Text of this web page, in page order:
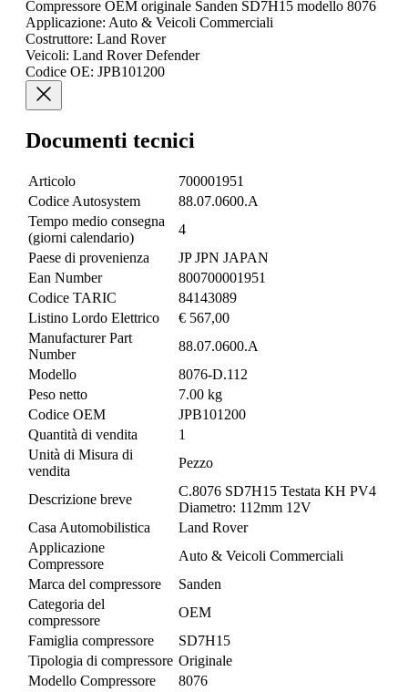
Compressore OEM originale Sanden SD7H15 modello 8076
Applicazione: Auto & Veicoli Commerciali
Costruttore: Land Rover
Veicoli: Land Rover Defender
Codice OE: JPB101200
Documenti tecnici
Articolo
700001951
Codice Autosystem
88.07.0600.A
Tempo medio consegna
(giorni calendario)
4
Paese di provenienza
JP JPN JAPAN
Ean Number
800700001951
Codice TARIC
84143089
Listino Lordo Elettrico
€ 567,00
Manufacturer Part
Number
88.07.0600.A
Modello
8076-D.112
Peso netto
7.00 kg
Codice OEM
JPB101200
Quantità di vendita
1
Unità di Misura di
vendita
Pezzo
Descrizione breve
C.8076 SD7H15 Testata KH PV4
Diametro: 112mm 12V
Casa Automobilistica
Land Rover
Applicazione
Compressore
Auto & Veicoli Commerciali
Marca del compressore
Sanden
Categoria del
compressore
OEM
Famiglia compressore
SD7H15
Tipologia di compressore Originale
Modello Compressore
8076